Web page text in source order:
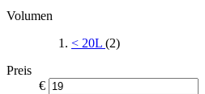
Volumen
< 20L (2)
Preis
€